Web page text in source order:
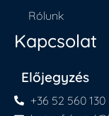
Rólunk
Kapcsolat
Előjegyzés
+36 52 560 130